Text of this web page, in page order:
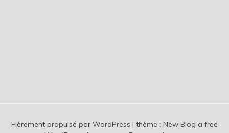
Fièrement propulsé par WordPress | thème : New Blog a free